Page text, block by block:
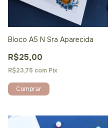
Bloco A5 N Sra Aparecida
R$25,00
R$23,75 com Pix
1 / 3